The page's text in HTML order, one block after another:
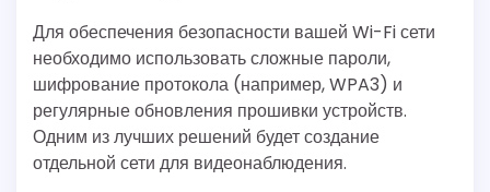
Для обеспечения безопасности вашей Wi-Fi сети
необходимо использовать сложные пароли,
шифрование протокола (например, WPA3) и
регулярные обновления прошивки устройств.
Одним из лучших решений будет создание
отдельной сети для видеонаблюдения.